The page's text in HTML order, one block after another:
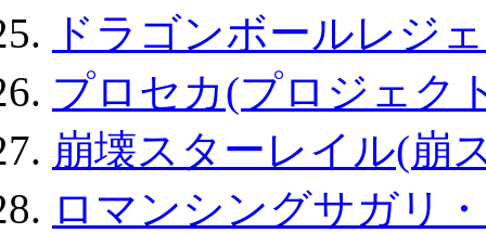
ドラゴンボールレジ
プロセカ(プロジェク
崩壊スターレイル(崩
ロマンシングサガリ